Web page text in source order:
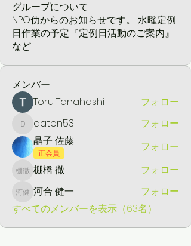
グループについて
NPO仂からのお知らせです。 水曜定例
日作業の予定『定例日活動のご案内』
など
メンバー
Toru Tanahashi フォロー
daton53
daton53
フォロー
晶子 佐藤
正会員 フォロー
棚橋 徹棚橋 徹 フォロー
河合 健一
河合 健一
フォロー
すべてのメンバーを表示（63名）